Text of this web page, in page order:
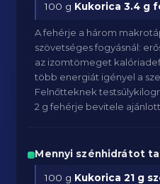
100 g Kukorica 3.4 g
A fehérje a három
szövetséges fogyásnál:
az izomtömeget
több energiát igényel a
Felnőtteknek
2 g fehérje bevitele
Mennyi szénhidrátot
100 g Kukorica 21 g